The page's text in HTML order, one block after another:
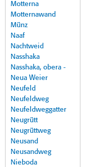
Motterna
Motternawand
Münz
Naaf
Nachtweid
Nasshaka
Nasshaka, obera -
Neua Weier
Neufeld
Neufeldweg
Neufeldweggatter
Neugrütt
Neugrüttweg
Neusand
Neusandweg
Nieboda